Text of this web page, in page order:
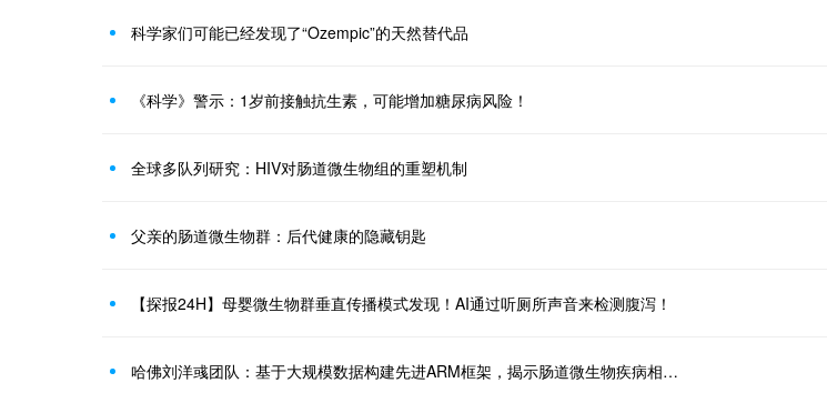
科学家们可能已经发现了“Ozempic”的天然替代品
《科学》警示：1岁前接触抗生素，可能增加糖尿病风险！
全球多队列研究：HIV对肠道微生物组的重塑机制
父亲的肠道微生物群：后代健康的隐藏钥匙
【探报24H】母婴微生物群垂直传播模式发现！​AI通过听厕所声音来检测腹泻！
哈佛刘洋彧团队：基于大规模数据构建先进ARM框架，揭示肠道微生物疾病相关高阶互作关系